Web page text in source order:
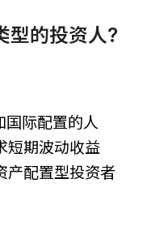
型的投资人?
国际配置的人
短期波动收益
产配置型投资者